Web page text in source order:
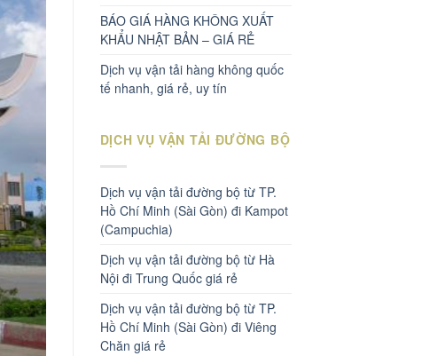
BÁO GIÁ HÀNG KHÔNG XUẤT
KHẨU NHẬT BẢN – GIÁ RẺ
Dịch vụ vận tải hàng không quốc
tế nhanh, giá rẻ, uy tín
DỊCH VỤ VẬN TẢI ĐƯỜNG BỘ
Dịch vụ vận tải đường bộ từ TP.
Hồ Chí Minh (Sài Gòn) đi Kampot
(Campuchia)
Dịch vụ vận tải đường bộ từ Hà
Nội đi Trung Quốc giá rẻ
Dịch vụ vận tải đường bộ từ TP.
Hồ Chí Minh (Sài Gòn) đi Viêng
Chăn giá rẻ